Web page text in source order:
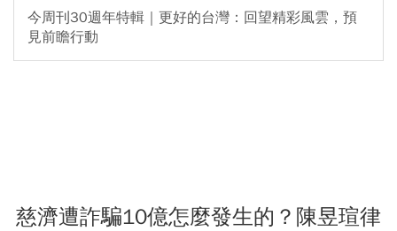
今周刊30週年特輯｜更好的台灣：回望精彩風雲，預
見前瞻行動
慈濟遭詐騙10億怎麼發生的？陳昱瑄律